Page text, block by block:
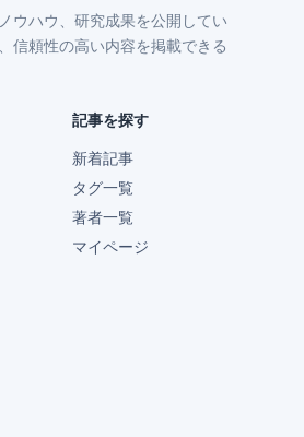
ウハウ、研究成果を公開してい
信頼性の高い内容を掲載できる
記事を探す
新着記事
タグ一覧
著者一覧
マイページ